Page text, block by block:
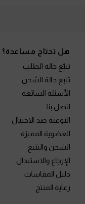
هل تحتاج مساعدة؟
تتبّع حالة الطلب
تتبع حالة الشحن
الأسئلة الشائعة
اتصل بنا
التوعية ضد الاحتيال
العضوية المميزة
الشحن والتتبع
الإرجاع والاستبدال
دليل المقاسات
رعاية المنتج